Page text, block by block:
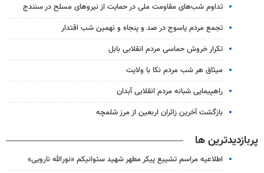
تداوم شب‌های مقاومت ملی در حمایت از نیروهای مسلح در سنندج
تجمع مردم یاسوج در صد و پنجاه و نهمین شب اقتدار
تکرار خروش حماسی مردم انقلابی بابل
میثاق هر شب مردم نکا با ولایت
راهپیمایی شبانه مردم انقلابی آبدان
بازگشت آخرین زائران اربعین از مرز شلمچه
پربازدیدترین ها
اطلاعیه مراسم تشییع پیکر مطهر شهید ستوانیکم «نورالله نارویی»